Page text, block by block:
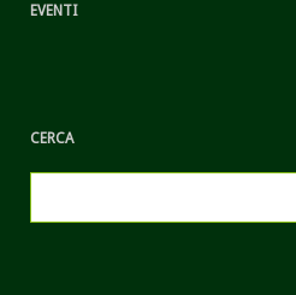
EVENTI
CERCA